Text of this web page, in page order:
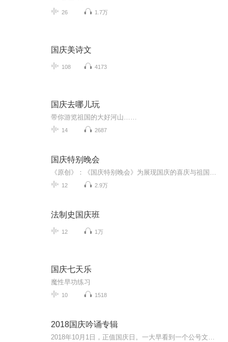
26 1.7万
国庆美诗文
108 4173
国庆去哪儿玩
带你游览祖国的大好河山……
14 2687
国庆特别晚会
12 2.9万
法制史国庆班
12 1万
国庆七天乐
魔性早功练习
10 1518
2018国庆吟诵专辑